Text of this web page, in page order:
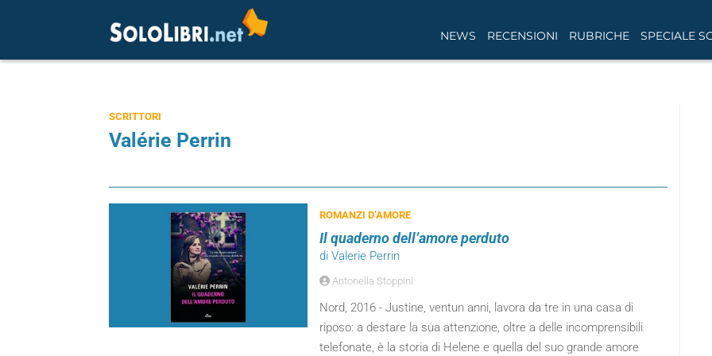
NEWS RECENSIONI RUBRICHE SPECIALE
SCRITTORI
Valérie Perrin
ROMANZI D’AMORE
Il quaderno dell’amore perduto
di Valerie Perrin
Antonella Stoppini
Nord, 2016 - Justine, ventun anni, lavora da tre in una casa di
riposo: a destare la sua attenzione, oltre a delle incomprensibili
telefonate, è la storia di Helene e quella del suo grande amore